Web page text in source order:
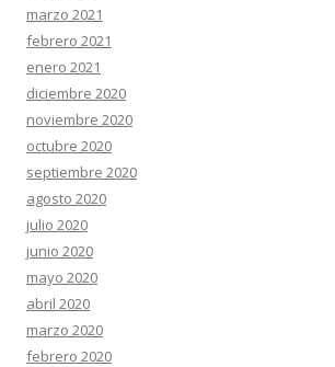
marzo 2021
febrero 2021
enero 2021
diciembre 2020
noviembre 2020
octubre 2020
septiembre 2020
agosto 2020
julio 2020
junio 2020
mayo 2020
abril 2020
marzo 2020
febrero 2020